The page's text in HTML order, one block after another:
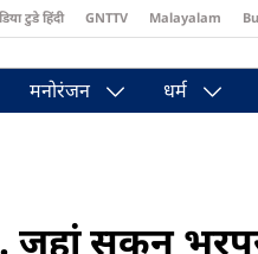
टुडे हिंदी GNTTV Malayalam
मनोरंजन धर्म
जहां सुकून